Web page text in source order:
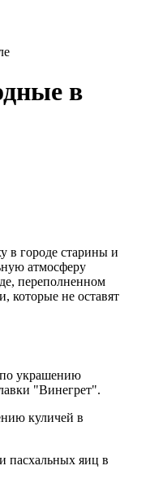
в
в городе старины и
атмосферу
переполненном
которые не оставят
по украшению
"Винегрет".
куличей в
пасхальных яиц в